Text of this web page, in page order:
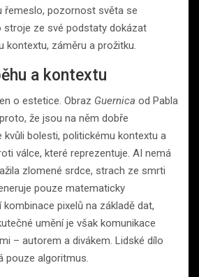
řemeslo, pozornost světa se
stroje ze své podstaty dokázat
kontextu, záměru a prožitku.
a kontextu
o estetice. Obraz Guernica od Pabla
že jsou na něm dobře
kvůli bolesti, politickému kontextu a
válce, které reprezentuje. AI nemá
zlomené srdce, strach ze smrti
pouze matematicky
pixelů na základě dat,
umění je však komunikace
– autorem a divákem. Lidské dílo
pouze algoritmus.